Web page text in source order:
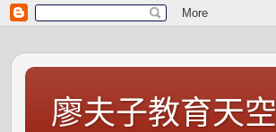
廖夫子教育天空